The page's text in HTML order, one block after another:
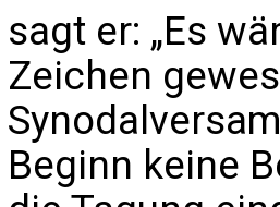
sagt er: „Es
Zeichen
Beginn keine